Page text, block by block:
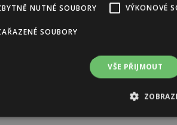
NUTNÉ SOUBORY VÝKONOVÉ
SOUBORY
VŠE PŘIJMOUT